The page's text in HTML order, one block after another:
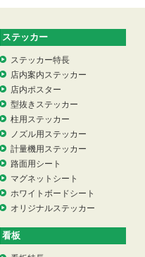
ステッカー
ステッカー特長
店内案内ステッカー
店内ポスター
型抜きステッカー
柱用ステッカー
ノズル用ステッカー
計量機用ステッカー
路面用シート
マグネットシート
ホワイトボードシート
オリジナルステッカー
看板